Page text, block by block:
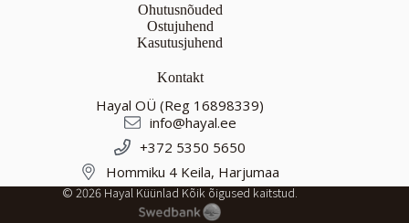
Ohutusnõuded
Ostujuhend
Kasutusjuhend
Kontakt
Hayal OÜ (Reg 16898339)
info@hayal.ee
+372 5350 5650
Hommiku 4 Keila, Harjumaa
© 2026 Hayal Küünlad Kõik õigused kaitstud.